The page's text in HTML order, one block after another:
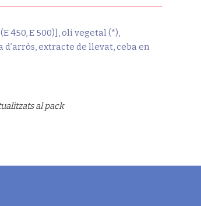
450, E 500)], oli vegetal (*),
extracte de llevat, ceba en
al pack